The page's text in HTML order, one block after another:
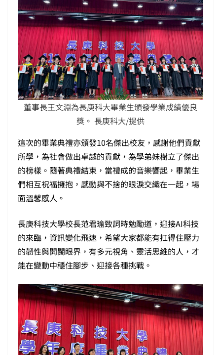
董事長王文淵為長庚科大畢業生頒發學業成績優良
獎。 長庚科大/提供
這次的畢業典禮亦頒發10名傑出校友，感謝他們貢獻
所學，為社會做出卓越的貢獻，為學弟妹樹立了傑出
的榜樣。隨著典禮結束，當禮成的音樂響起，畢業生
們相互祝福擁抱，感動與不捨的眼淚交織在一起，場
面溫馨感人。
長庚科技大學校長范君瑜致詞時勉勵道，迎接AI科技
的來臨，資訊變化飛速，希望大家都能有扛得住壓力
的韌性與開闊眼界，有多元視角、靈活思維的人，才
能在變動中穩住腳步、迎接各種挑戰。